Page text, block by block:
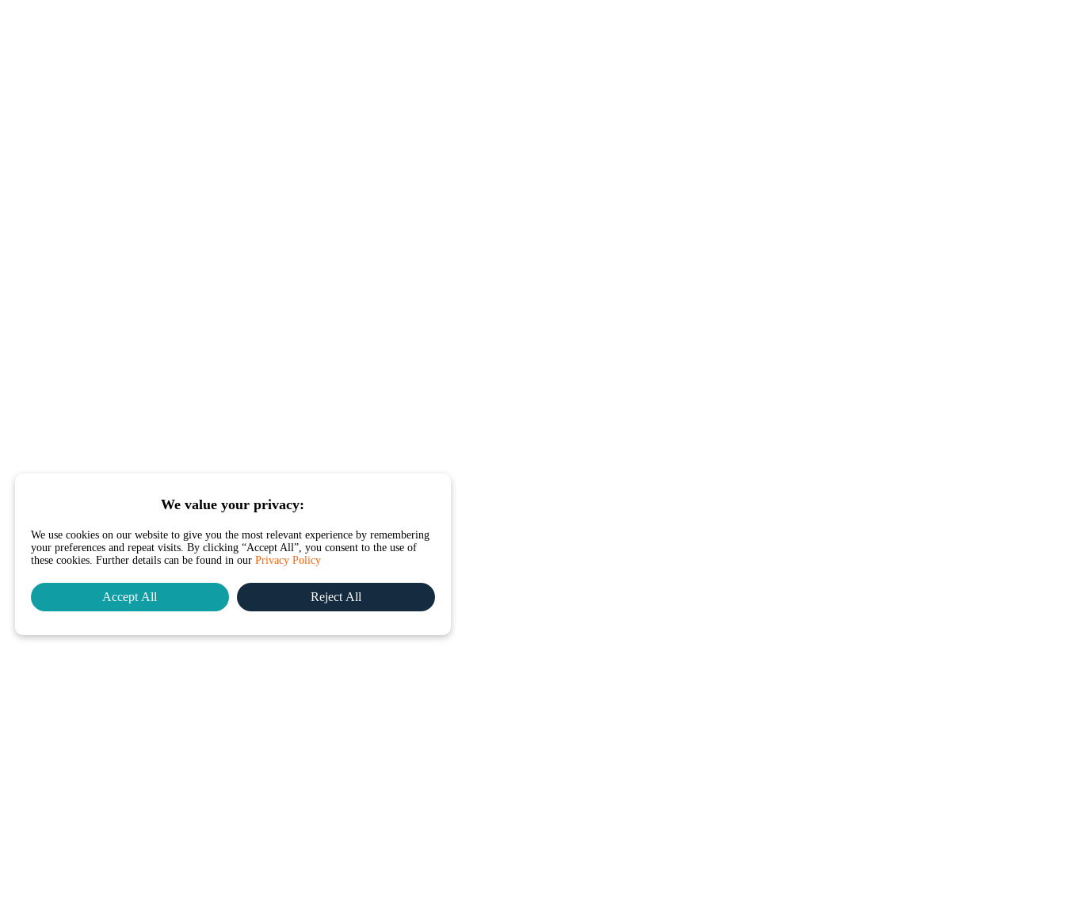
We value your privacy:
We use cookies on our website to give you the most relevant experience by remembering
your preferences and repeat visits. By clicking “Accept All”, you consent to the use of
these cookies. Further details can be found in our Privacy Policy
Accept All Reject All